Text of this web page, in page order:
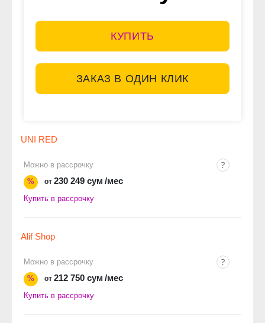
КУПИТЬ
ЗАКАЗ В ОДИН КЛИК
UNI RED
Можно в рассрочку
%
от 230 249 сум /мес
Купить в рассрочку
Alif Shop
Можно в рассрочку
%
от 212 750 сум /мес
Купить в рассрочку